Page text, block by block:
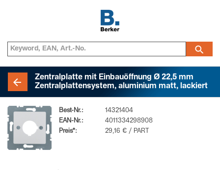
Zentralplatte mit Einbauöffnung Ø 22,5 mm
Zentralplattensystem, aluminium matt, lackiert
Best-Nr.:
14321404
EAN-Nr.:
4011334298908
Preis*:
29,16 € / PART